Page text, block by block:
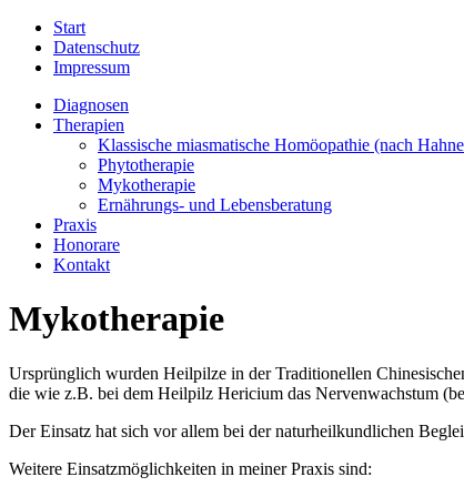
Start
Datenschutz
Impressum
Diagnosen
Therapien
Klassische miasmatische Homöopathie (nach
Phytotherapie
Mykotherapie
Ernährungs- und Lebensberatung
Praxis
Honorare
Kontakt
Mykotherapie
Ursprünglich wurden Heilpilze in der Traditionellen
die wie z.B. bei dem Heilpilz Hericium das Nervenwachstum
Der Einsatz hat sich vor allem bei der naturheilkundlichen
Weitere Einsatzmöglichkeiten in meiner Praxis sind: